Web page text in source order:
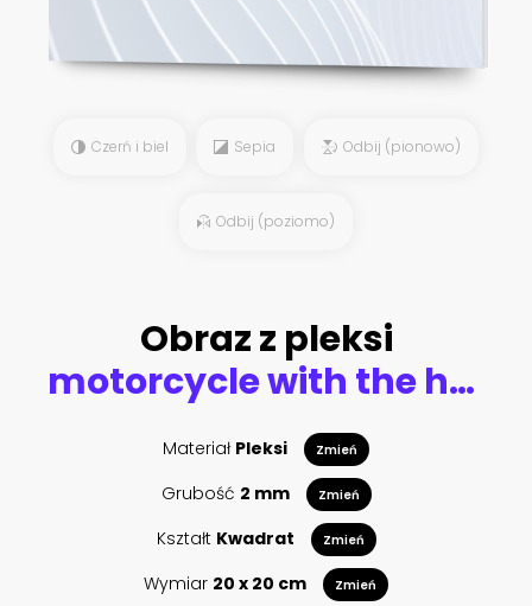
Czerń i biel Sepia Odbij (pionowo)
Odbij (poziomo)
Obraz z pleksi
motorcycle with the head eagle and american flag
Materiał Pleksi Zmień
Grubość 2 mm Zmień
Kształt Kwadrat Zmień
Wymiar 20 x 20 cm Zmień